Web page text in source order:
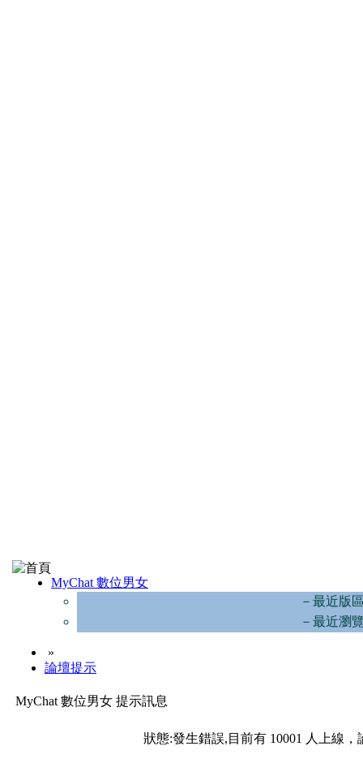
MyChat 數位男女
－最近版
－最近瀏
»
論壇提示
MyChat 數位男女 提示訊息
狀態:發生錯誤,目前有 10001 人上線